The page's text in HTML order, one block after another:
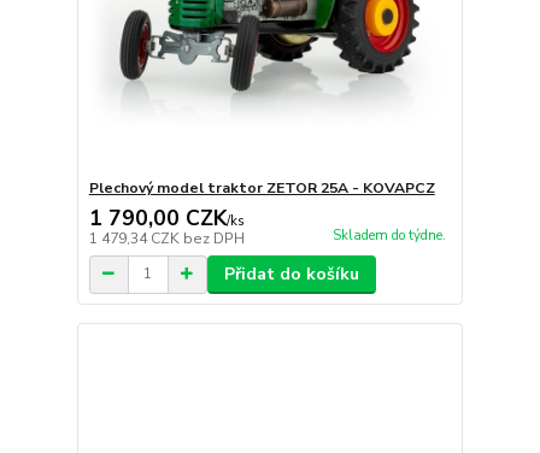
Plechový model traktor ZETOR 25A - KOVAPCZ
1 790,00 CZK/ks
1 479,34 CZK bez DPH Skladem do týdne.
Přidat do košíku